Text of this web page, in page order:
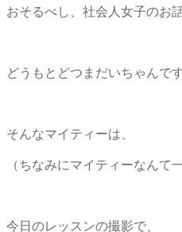
おそるべし、社会人女子のお話
どうもとどつまだいちゃんで
そんなマイティーは、
（ちなみにマイティーなんて
今日のレッスンの撮影で、